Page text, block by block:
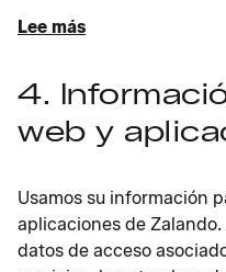
Lee más
4.
web y
Usamos su información
aplicaciones de
datos de acceso